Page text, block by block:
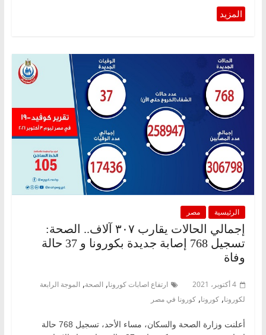
الرئيسية مصر
إجمالي الحالات يقارب ٣٠٧ آلاف.. الصحة:
تسجيل 768 إصابة جديدة بكورونا و 37 حالة
وفاة
4 أكتوبر، 2021 ارتفاع اصابات كورونا, الصحة, الموجة الرابعة
لكورونا, كورونا, كورونا في مصر
أعلنت وزارة الصحة والسكان، مساء الأحد، تسجيل 768 حالة